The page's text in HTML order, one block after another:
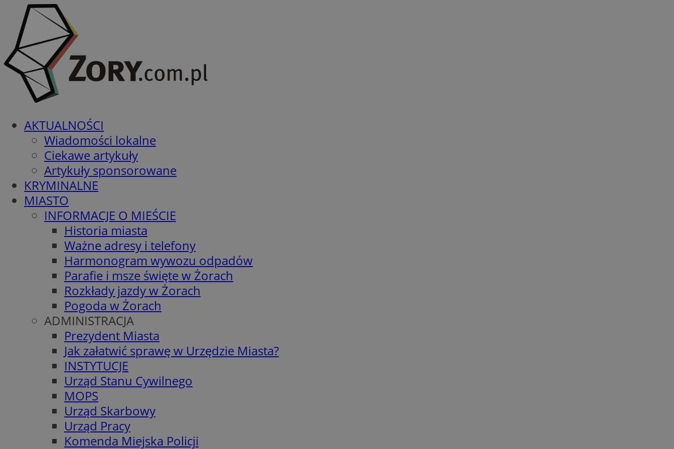
AKTUALNOŚCI
Wiadomości lokalne
Ciekawe artykuły
Artykuły sponsorowane
KRYMINALNE
MIASTO
INFORMACJE O MIEŚCIE
Historia miasta
Ważne adresy i telefony
Harmonogram wywozu odpadów
Parafie i msze święte w Żorach
Rozkłady jazdy w Żorach
Pogoda w Żorach
ADMINISTRACJA
Prezydent Miasta
Jak załatwić sprawę w Urzędzie Miasta?
INSTYTUCJE
Urząd Stanu Cywilnego
MOPS
Urząd Skarbowy
Urząd Pracy
Komenda Miejska Policji